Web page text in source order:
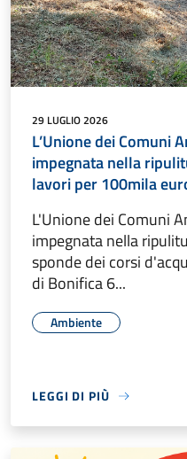
29 LUGLIO 2026
L’Unione dei Comuni
impegnata nella
lavori per 100mila
L'Unione dei Comuni
impegnata nella
sponde dei corsi
di Bonifica 6...
Ambiente
LEGGI DI PIÙ